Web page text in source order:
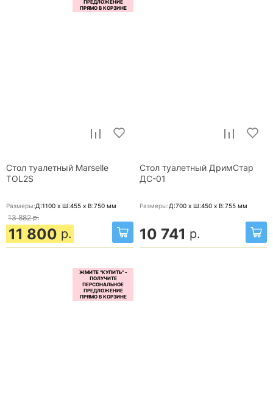
Стол туалетный Marselle
TOL2S
Размеры:Д:1100 x Ш:455 x В:750 мм
13 882 р.
11 800 р.
Стол туалетный ДримСтар
ДС-01
Размеры:Д:700 x Ш:450 x В:755 мм
10 741 р.